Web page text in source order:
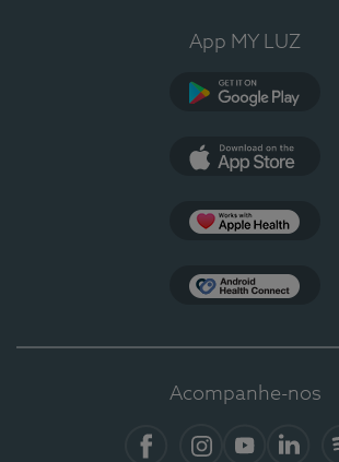
App MY LUZ
Acompanhe-nos